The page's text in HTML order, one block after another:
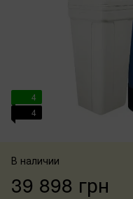
4
4
В наличии
39 898 грн